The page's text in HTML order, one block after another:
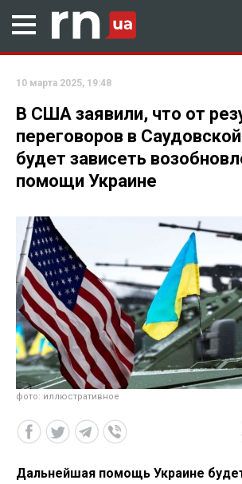
10 марта 2025, 19:48
В США заявили, что от
переговоров в
будет зависеть
помощи Украине
фото: иллюстративное
Дальнейшая помощь Украине